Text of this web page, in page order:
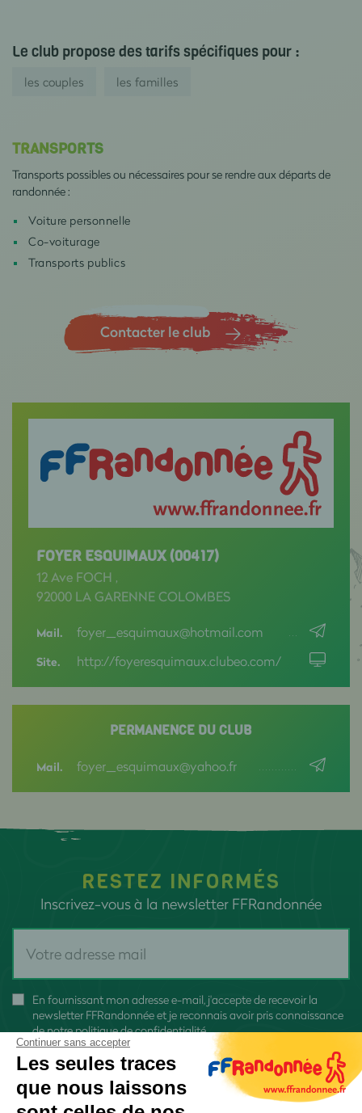
Le club propose des tarifs spécifiques pour :
les couples les familles
TRANSPORTS
Transports possibles ou nécessaires pour se rendre aux départs de
randonnée :
Voiture personnelle
Co-voiturage
Transports publics
Contacter le club
FOYER ESQUIMAUX (00417)
12 Ave FOCH ,
92000 LA GARENNE COLOMBES
Mail. foyer_esquimaux@hotmail.com
Site. http://foyeresquimaux.clubeo.com/
PERMANENCE DU CLUB
Mail. foyer_esquimaux@yahoo.fr
RESTEZ INFORMÉS
Inscrivez-vous à la newsletter FFRandonnée
En fournissant mon adresse e-mail, j'accepte de recevoir la
newsletter FFRandonnée et je reconnais avoir pris connaissance
denotre politique de confidentialité
Continuer sans accepter
Les seules traces
que nous laissons